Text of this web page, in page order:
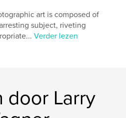
art is composed of
subject, riveting
Verder lezen
door Larry